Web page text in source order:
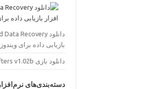
بازیابی داده برای ویندوز
دانلود بازی Eden Crafters v1.02b – بازی ماجراجویی
دسته‌بندی‌های